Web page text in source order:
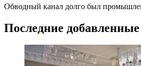
Обводный канал долго был
Последние добавленные